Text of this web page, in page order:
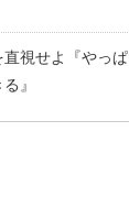
視せよ『やっぱ
』